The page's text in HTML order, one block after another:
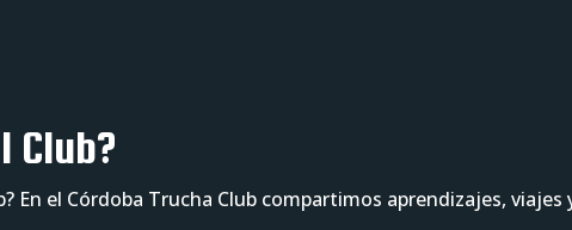
Club?
En el Córdoba Trucha Club compartimos aprendizajes, viajes